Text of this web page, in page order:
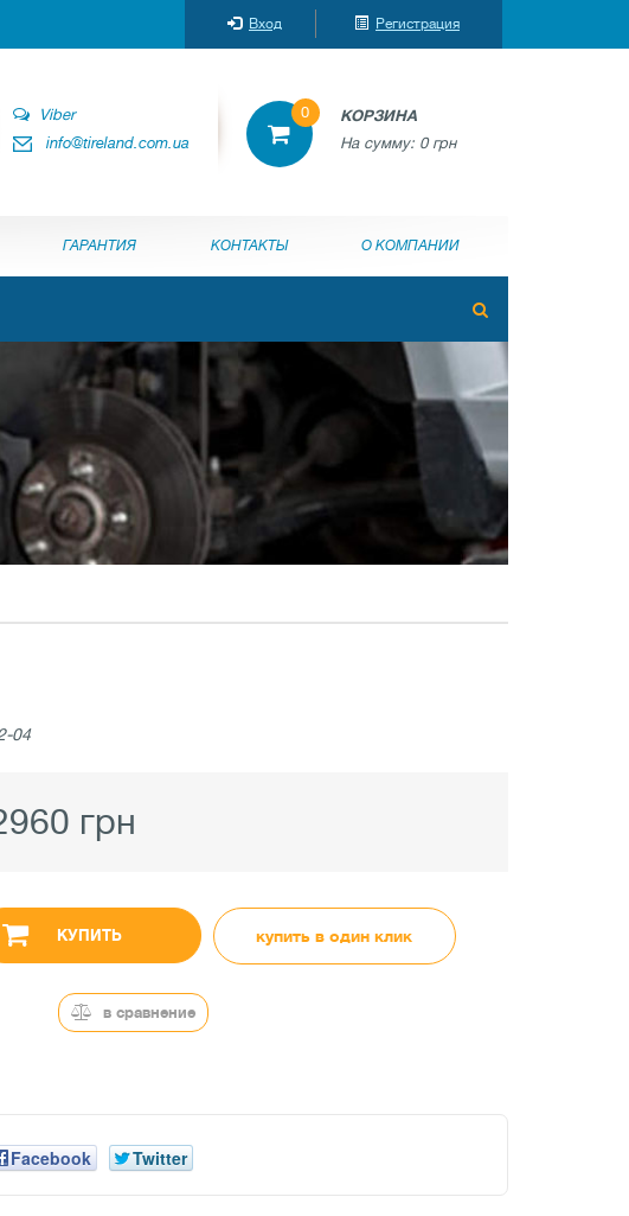
Вход Регистрация
Viber
info@tireland.com.ua
0
КОРЗИНА
На сумму: 0 грн
ГАРАНТИЯ КОНТАКТЫ О КОМПАНИИ
04
грн
КУПИТЬ купить в один клик
в сравнение
Facebook Twitter